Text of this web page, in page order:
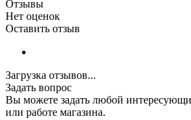
Отзывы
Нет оценок
Оставить отзыв
Загрузка отзывов...
Задать вопрос
Вы можете задать любой
или работе магазина.